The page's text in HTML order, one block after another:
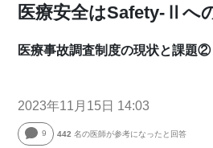
医療安全はSafety-Ⅱへ
医療事故調査制度の現状と課題②
2023年11月15日 14:03
9 442 名の医師が参考になったと回答